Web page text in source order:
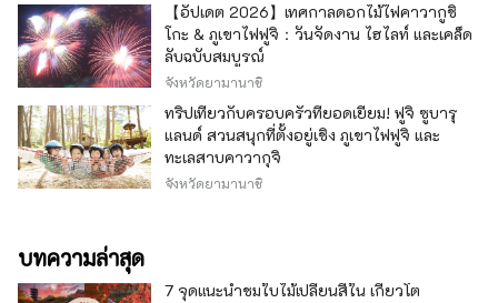
【อัปเดต 2026】เทศกาลดอกไม้ไฟคาวากูชิ
โกะ & ภูเขาไฟฟูจิ：วันจัดงาน ไฮไลท์ และเคล็ด
ลับฉบับสมบูรณ์
จังหวัดยามานาชิ
ทริปเที่ยวกับครอบครัวที่ยอดเยี่ยม! ฟูจิ ซูบารุ
แลนด์ สวนสนุกที่ตั้งอยู่เชิง ภูเขาไฟฟูจิ และ
ทะเลสาบคาวากุจิ
จังหวัดยามานาชิ
บทความล่าสุด
7 จุดแนะนำชมใบไม้เปลี่ยนสีใน เกียวโต